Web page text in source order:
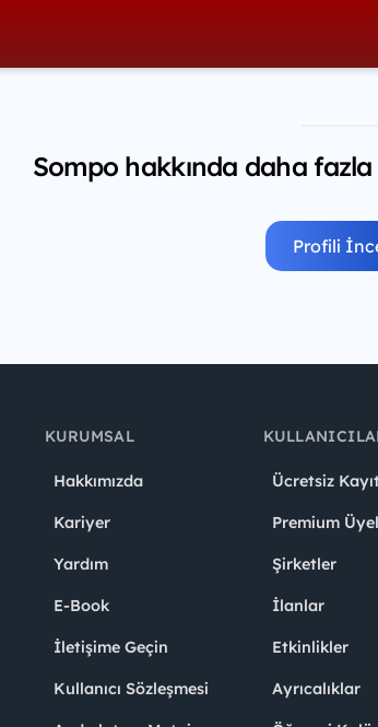
Sompo hakkında daha
Profili
KURUMSAL
Hakkımızda
Kariyer
Yardım
E-Book
İletişime Geçin
Kullanıcı Sözleşmesi
Ücretsiz
Premium
Şirketler
İlanlar
Etkinlikler
Ayrıcalıklar